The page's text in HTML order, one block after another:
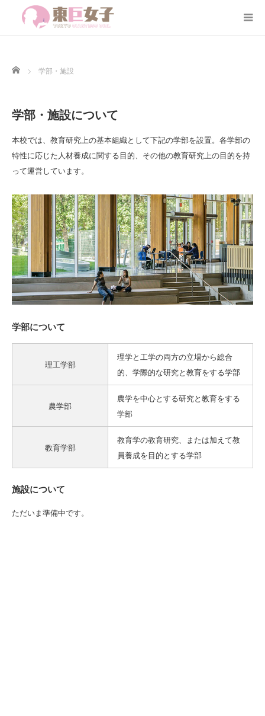
Home 学部・施設
学部・施設について
本校では、教育研究上の基本組織として下記の学部を設置。各学部の
特性に応じた人材養成に関する目的、その他の教育研究上の目的を持
って運営しています。
学部について
理工学部
理学と工学の両方の立場から総合
的、学際的な研究と教育をする学部
農学部
農学を中心とする研究と教育をする
学部
教育学部
教育学の教育研究、または加えて教
員養成を目的とする学部
施設について
ただいま準備中です。